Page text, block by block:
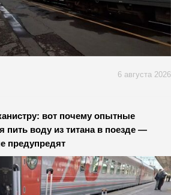
6 августа 2026
вот почему опытные
пить воду из титана в поезде —
предупредят